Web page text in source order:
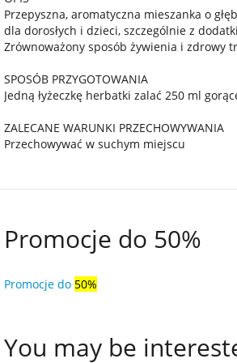
Przepyszna, aromatyczna mieszanka o
dla dorosłych i dzieci, szczególnie z
Zrównoważony sposób żywienia i zdrowy
SPOSÓB PRZYGOTOWANIA
Jedną łyżeczkę herbatki zalać 250 ml
ZALECANE WARUNKI PRZECHOWYWANIA
Przechowywać w suchym miejscu
Promocje do 50%
Promocje do 50%
You may be